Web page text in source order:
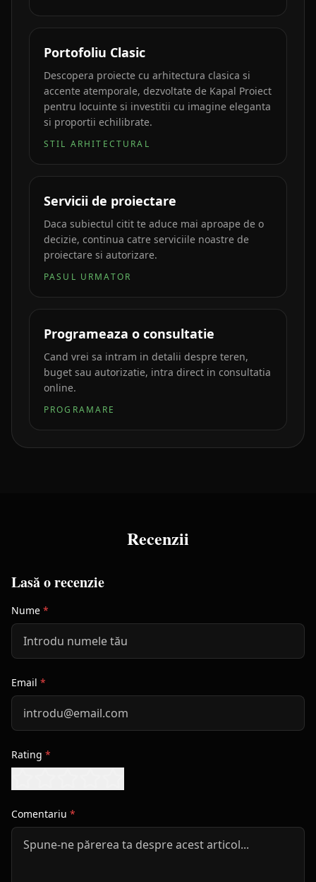
Portofoliu Clasic
Descopera proiecte cu arhitectura clasica si
accente atemporale, dezvoltate de Kapal Proiect
pentru locuinte si investitii cu imagine eleganta
si proportii echilibrate.
STIL ARHITECTURAL
Servicii de proiectare
Daca subiectul citit te aduce mai aproape de o
decizie, continua catre serviciile noastre de
proiectare si autorizare.
PASUL URMATOR
Programeaza o consultatie
Cand vrei sa intram in detalii despre teren,
buget sau autorizatie, intra direct in consultatia
online.
PROGRAMARE
Recenzii
Lasă o recenzie
Nume *
Email *
Rating *
Comentariu *